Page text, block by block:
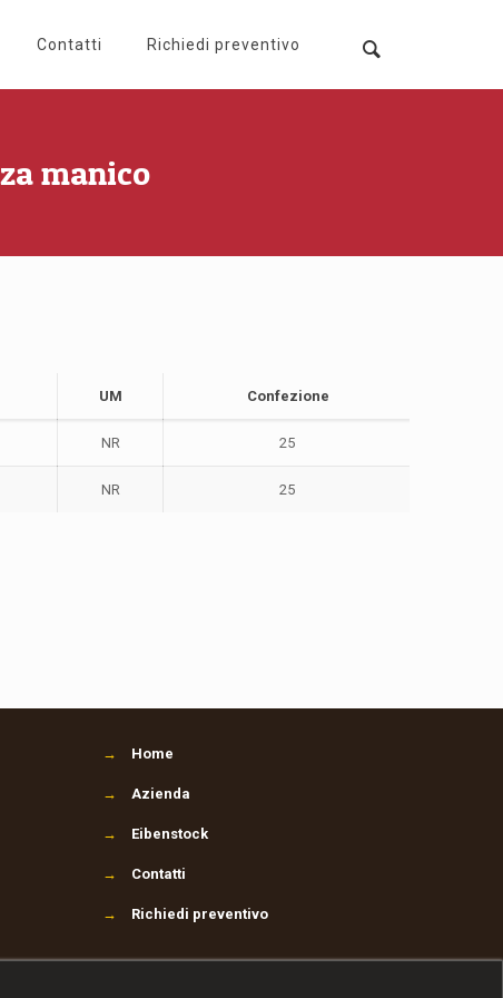
Contatti Richiedi preventivo
manico
UM Confezione
NR 25
NR 25
→ Home
→ Azienda
→ Eibenstock
→ Contatti
→ Richiedi preventivo